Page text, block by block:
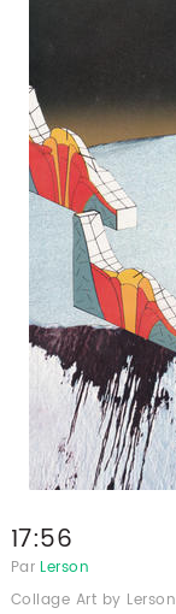
17:56
Par Lerson
Collage Art by Lerson